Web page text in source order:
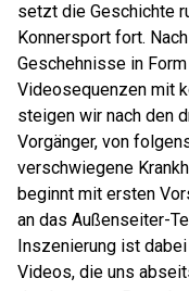
setzt die Geschichte
Konnersport fort.
Geschehnisse in
Videosequenzen mit
steigen wir nach den
Vorgänger, von
verschwiegene
beginnt mit ersten
an das Außenseiter-
Inszenierung ist
Videos, die uns